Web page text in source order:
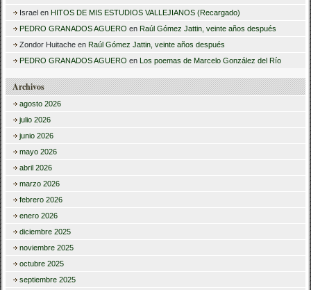
Israel en HITOS DE MIS ESTUDIOS VALLEJIANOS (Recargado)
PEDRO GRANADOS AGUERO en Raúl Gómez Jattin, veinte años después
Zondor Huitache en Raúl Gómez Jattin, veinte años después
PEDRO GRANADOS AGUERO en Los poemas de Marcelo González del Río
Archivos
agosto 2026
julio 2026
junio 2026
mayo 2026
abril 2026
marzo 2026
febrero 2026
enero 2026
diciembre 2025
noviembre 2025
octubre 2025
septiembre 2025